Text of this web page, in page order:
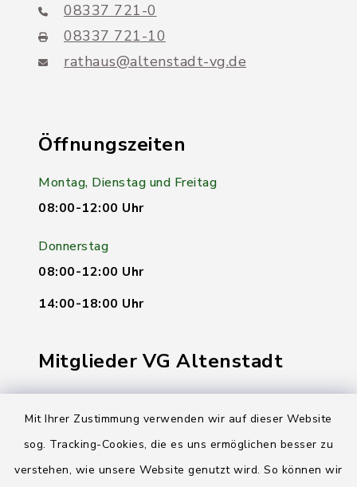
Mit Ihrer Zustimmung verwenden wir auf dieser Website
sog. Tracking-Cookies, die es uns ermöglichen besser zu
verstehen, wie unsere Website genutzt wird. So können wir
08337 721-0
08337 721-10
rathaus@altenstadt-vg.de
Öffnungszeiten
Montag, Dienstag und Freitag
08:00-12:00 Uhr
Donnerstag
08:00-12:00 Uhr
14:00-18:00 Uhr
Mitglieder VG Altenstadt
Markt Altenstadt
Gemeinde Osterberg